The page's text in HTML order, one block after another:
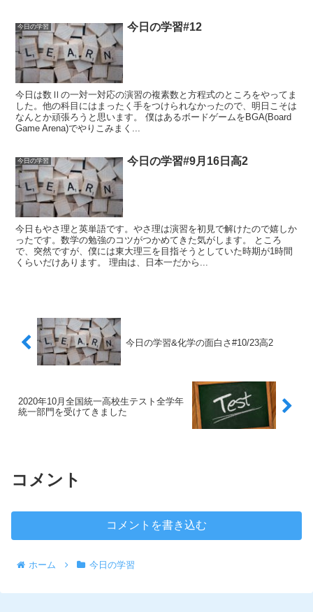
今日の学習 今日の学習#12
今日は数Ⅱの一対一対応の演習の複素数と方程式のところをやってま
した。他の科目にはまったく手をつけられなかったので、明日こそは
なんとか頑張ろうと思います。 僕はあるボードゲームをBGA(Board
Game Arena)でやりこみまく...
今日の学習 今日の学習#9月16日高2
今日もやさ理と英単語です。やさ理は演習を初見で解けたので嬉しか
ったです。数学の勉強のコツがつかめてきた気がします。 ところ
で、突然ですが、僕には東大理三を目指そうとしていた時期が1時間
くらいだけあります。 理由は、日本一だから...
今日の学習&化学の面白さ#10/23高2
2020年10月全国統一高校生テスト全学年
統一部門を受けてきました
コメント
コメントを書き込む
ホーム 今日の学習